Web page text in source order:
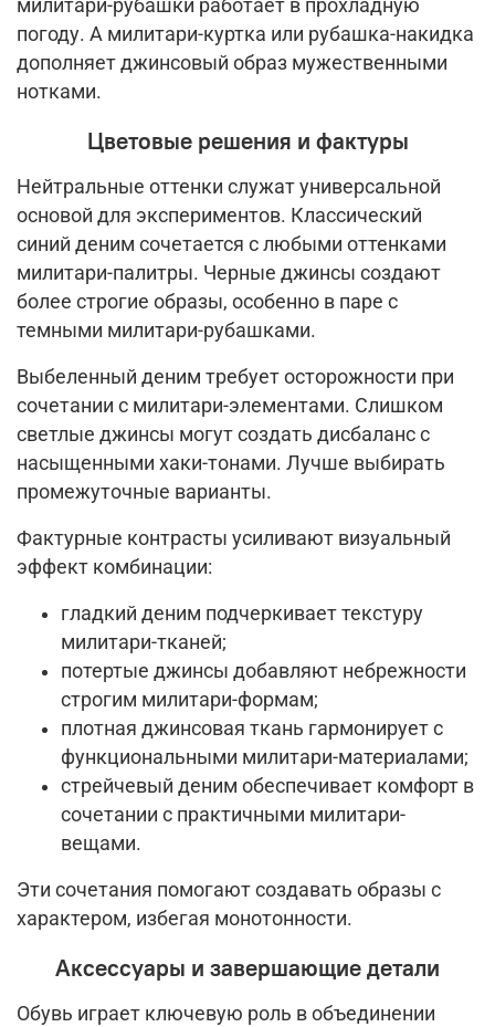
милитари-рубашки работает в прохладную
погоду. А милитари-куртка или рубашка-накидка
дополняет джинсовый образ мужественными
нотками.
Цветовые решения и фактуры
Нейтральные оттенки служат универсальной
основой для экспериментов. Классический
синий деним сочетается с любыми оттенками
милитари-палитры. Черные джинсы создают
более строгие образы, особенно в паре с
темными милитари-рубашками.
Выбеленный деним требует осторожности при
сочетании с милитари-элементами. Слишком
светлые джинсы могут создать дисбаланс с
насыщенными хаки-тонами. Лучше выбирать
промежуточные варианты.
Фактурные контрасты усиливают визуальный
эффект комбинации:
гладкий деним подчеркивает текстуру
милитари-тканей;
потертые джинсы добавляют небрежности
строгим милитари-формам;
плотная джинсовая ткань гармонирует с
функциональными милитари-материалами;
стрейчевый деним обеспечивает комфорт в
сочетании с практичными милитари-
вещами.
Эти сочетания помогают создавать образы с
характером, избегая монотонности.
Аксессуары и завершающие детали
Обувь играет ключевую роль в объединении